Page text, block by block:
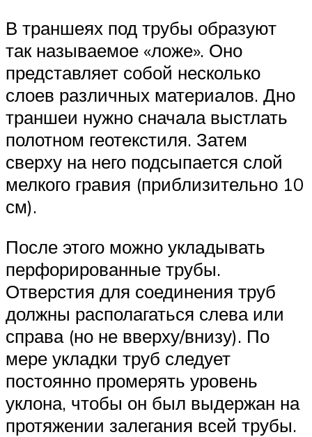
В траншеях под трубы образуют
так называемое «ложе». Оно
представляет собой несколько
слоев различных материалов. Дно
траншеи нужно сначала выстлать
полотном геотекстиля. Затем
сверху на него подсыпается слой
мелкого гравия (приблизительно 10
см).
После этого можно укладывать
перфорированные трубы.
Отверстия для соединения труб
должны располагаться слева или
справа (но не вверху/внизу). По
мере укладки труб следует
постоянно промерять уровень
уклона, чтобы он был выдержан на
протяжении залегания всей трубы.